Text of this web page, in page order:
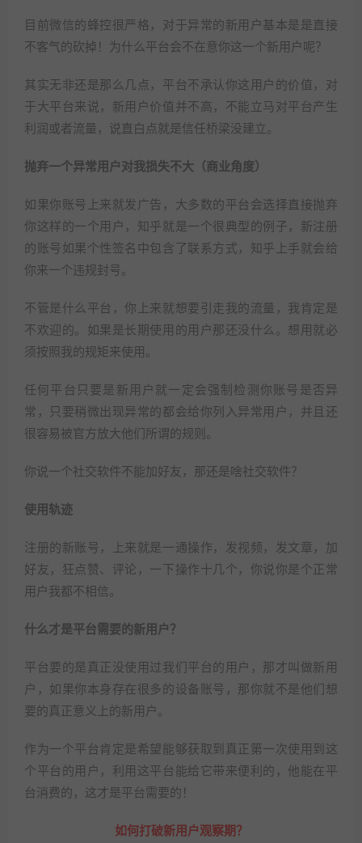
目前微信的蜂控很严格，对于异常的新用户基本是是直接
不客气的砍掉！为什么平台会不在意你这一个新用户呢？
其实无非还是那么几点，平台不承认你这用户的价值，对
于大平台来说，新用户价值并不高，不能立马对平台产生
利润或者流量，说直白点就是信任桥梁没建立。
抛弃一个异常用户对我损失不大（商业角度）
如果你账号上来就发广告，大多数的平台会选择直接抛弃
你这样的一个用户，知乎就是一个很典型的例子，新注册
的账号如果个性签名中包含了联系方式，知乎上手就会给
你来一个违规封号。
不管是什么平台，你上来就想要引走我的流量，我肯定是
不欢迎的。如果是长期使用的用户那还没什么。想用就必
须按照我的规矩来使用。
任何平台只要是新用户就一定会强制检测你账号是否异
常，只要稍微出现异常的都会给你列入异常用户，并且还
很容易被官方放大他们所谓的规则。
你说一个社交软件不能加好友，那还是啥社交软件？
使用轨迹
注册的新账号，上来就是一通操作，发视频，发文章，加
好友，狂点赞、评论，一下操作十几个，你说你是个正常
用户我都不相信。
什么才是平台需要的新用户？
平台要的是真正没使用过我们平台的用户，那才叫做新用
户，如果你本身存在很多的设备账号，那你就不是他们想
要的真正意义上的新用户。
作为一个平台肯定是希望能够获取到真正第一次使用到这
个平台的用户，利用这平台能给它带来便利的，他能在平
台消费的，这才是平台需要的！
如何打破新用户观察期？